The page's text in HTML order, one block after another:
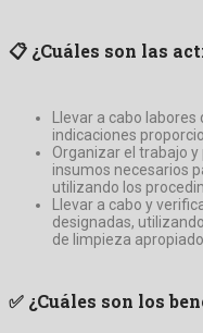
📋 ¿Cuáles son las
Llevar a cabo
indicaciones
Organizar el trabajo
insumos necesarios
utilizando los
Llevar a cabo y
designadas,
de limpieza
✅ ¿Cuáles son los